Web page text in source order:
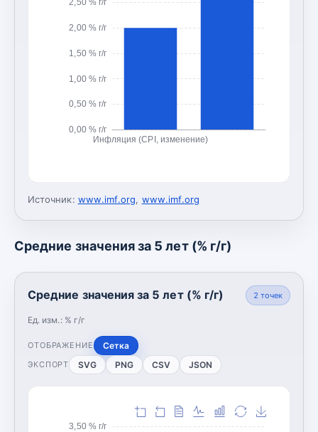
0,00 % г/г
0,50 % г/г
1,00 % г/г
1,50 % г/г
2,00 % г/г
2,50 % г/г
Инфляция (CPI, изменение)
Источник: www.imf.org, www.imf.org
Средние значения за 5 лет (% г/г)
Средние значения за 5 лет (% г/г)
Ед. изм.: % г/г
2 точек
ОТОБРАЖЕНИЕ Сетка
ЭКСПОРТ SVG PNG CSV JSON
3,50 % г/г